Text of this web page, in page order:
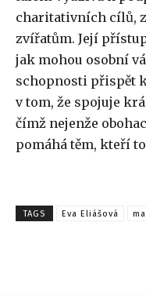
charitativních cílů,
zvířatům. Její
jak mohou osobní
schopnosti přispět
v tom, že spojuje
čímž nejenže
pomáhá těm, kteří
TAGS Eva Eliášová